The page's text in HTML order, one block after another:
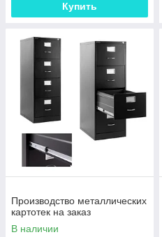
Купить
Производство металлических
картотек на заказ
В наличии